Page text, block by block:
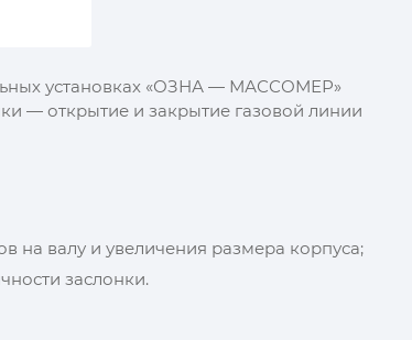
установках «ОЗНА — МАССОМЕР»
— открытие и закрытие газовой линии
на валу и увеличения размера корпуса;
заслонки.